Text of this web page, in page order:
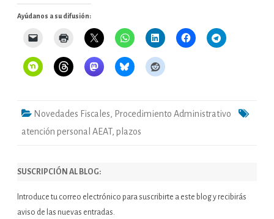
Ayúdanos a su difusión:
Novedades Fiscales, Procedimiento Administrativo
atención personal AEAT, plazos
SUSCRIPCIÓN AL BLOG:
Introduce tu correo electrónico para suscribirte a este blog y recibirás
aviso de las nuevas entradas.